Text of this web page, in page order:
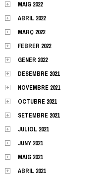
MAIG 2022
ABRIL 2022
MARÇ 2022
FEBRER 2022
GENER 2022
DESEMBRE 2021
NOVEMBRE 2021
OCTUBRE 2021
SETEMBRE 2021
JULIOL 2021
JUNY 2021
MAIG 2021
ABRIL 2021